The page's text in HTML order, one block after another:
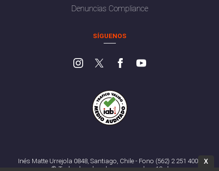
Denuncias Compliance
SÍGUENOS
Inés Matte Urrejola 0848, Santiago, Chile - Fono (562) 2 251 4000
© Todos los derechos reservados. 13.cl
X